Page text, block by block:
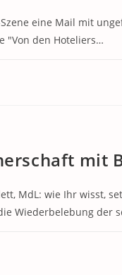
eine Mail mit
"Von den Hoteliers…
mit
MdL: wie Ihr wisst,
Wiederbelebung der